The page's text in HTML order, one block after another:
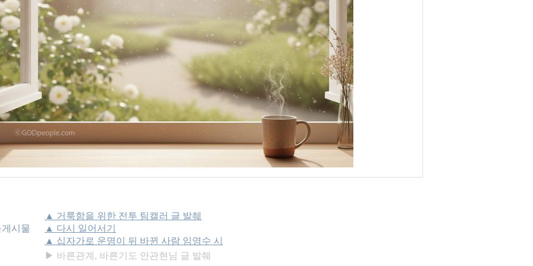
시물
▲ 거룩함을 위한 전투 팀캘러 글 발췌
▲ 다시 일어서기
▲ 십자가로 운명이 뒤 바뀐 사람 임영수 시
▶ 바른관계, 바른기도 안관현님 글 발췌